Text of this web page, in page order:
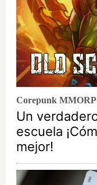
Corepunk
Un
escuela
mejor!